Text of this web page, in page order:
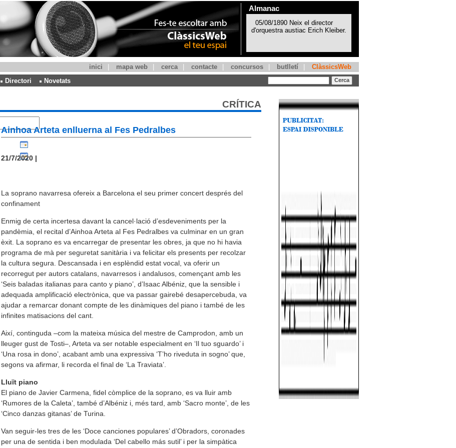
Almanac
inici mapa web cerca contacte concursos butlletí
ClàssicsWeb
Directori Novetats
CRÍTICA
Ainhoa Arteta enlluerna al Fes Pedralbes
21/7/2020 |
La soprano navarresa ofereix a Barcelona el seu primer concert després del
confinament
Enmig de certa incertesa davant la cancel·lació d’esdeveniments per la
pandèmia, el recital d’Ainhoa Arteta al Fes Pedralbes va culminar en un gran
èxit. La soprano es va encarregar de presentar les obres, ja que no hi havia
programa de mà per seguretat sanitària i va felicitar els presents per recolzar
la cultura segura. Descansada i en esplèndid estat vocal, va oferir un
recorregut per autors catalans, navarresos i andalusos, començant amb les
‘Seis baladas italianas para canto y piano’, d’Isaac Albéniz, que la sensible i
adequada amplificació electrònica, que va passar gairebé desapercebuda, va
ajudar a remarcar donant compte de les dinàmiques del piano i també de les
infinites matisacions del cant.
Així, continguda –com la mateixa música del mestre de Camprodon, amb un
lleuger gust de Tosti–, Arteta va ser notable especialment en ‘Il tuo sguardo’ i
‘Una rosa in dono’, acabant amb una expressiva ‘T’ho riveduta in sogno’ que,
segons va afirmar, li recorda el final de ‘La Traviata’.
Lluït piano
El piano de Javier Carmena, fidel còmplice de la soprano, es va lluir amb
‘Rumores de la Caleta’, també d’Albéniz i, més tard, amb ‘Sacro monte’, de les
‘Cinco danzas gitanas’ de Turina.
Van seguir-les tres de les ‘Doce canciones populares’ d’Obradors, coronades
per una de sentida i ben modulada ‘Del cabello más sutil’ i per la simpàtica